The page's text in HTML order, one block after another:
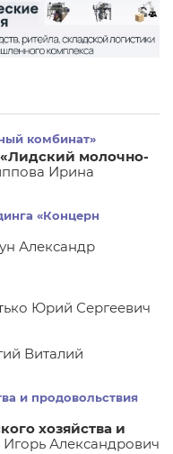
комбинат»
молочно-
Ирина
«Концерн
Александр
Юрий Сергеевич
Виталий
и продовольствия
хозяйства и
Александрович